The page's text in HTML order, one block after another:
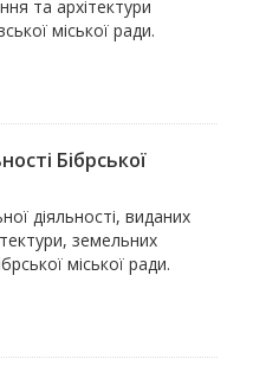
та архітектури
міської ради.
Бібрської
діяльності, виданих
земельних
міської ради.